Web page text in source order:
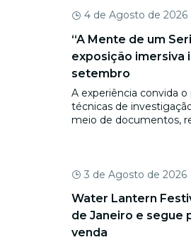
4 de Agosto de 2026
“A Mente de um
exposição imersiva
setembro
A experiência convida o
técnicas de
meio de documentos,
3 de Agosto de 2026
Water Lantern
de Janeiro e segue
venda